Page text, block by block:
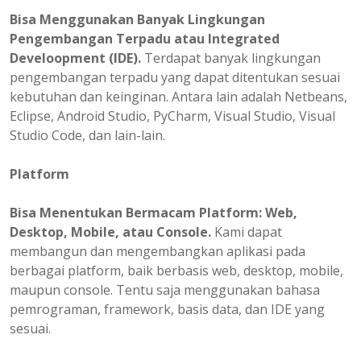
Bisa Menggunakan Banyak Lingkungan
Pengembangan Terpadu atau Integrated
Develoopment (IDE). Terdapat banyak lingkungan
pengembangan terpadu yang dapat ditentukan sesuai
kebutuhan dan keinginan. Antara lain adalah Netbeans,
Eclipse, Android Studio, PyCharm, Visual Studio, Visual
Studio Code, dan lain-lain.
Platform
Bisa Menentukan Bermacam Platform: Web,
Desktop, Mobile, atau Console. Kami dapat
membangun dan mengembangkan aplikasi pada
berbagai platform, baik berbasis web, desktop, mobile,
maupun console. Tentu saja menggunakan bahasa
pemrograman, framework, basis data, dan IDE yang
sesuai.